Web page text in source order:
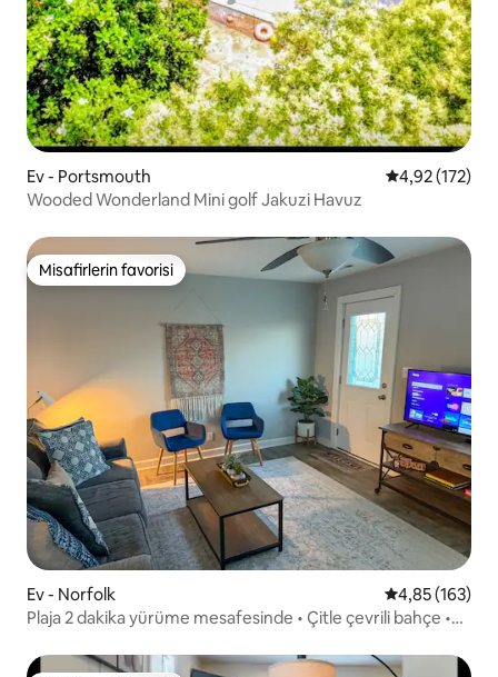
Ev - Portsmouth 5 üzerinden
4,92 (172)
Wooded Wonderland Mini golf Jakuzi Havuz
Misafirlerin favorisi
Misafirlerin favorisi
Ev - Norfolk 5 üzerinden
4,85 (163)
Plaja 2 dakika yürüme mesafesinde • Çitle çevrili bahçe •